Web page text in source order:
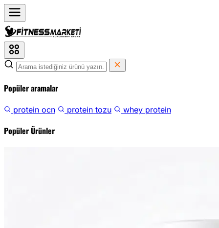
Popüler aramalar
protein ocn protein tozu whey protein
Popüler Ürünler